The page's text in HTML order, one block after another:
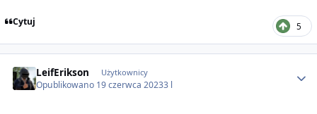
Cytuj 5
LeifErikson Użytkownicy
Opublikowano 19 czerwca 20233 l